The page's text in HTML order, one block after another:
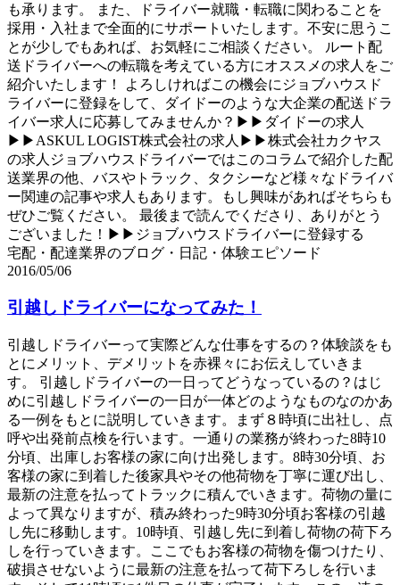
も承ります。 また、ドライバー就職・転職に関わることを
採用・入社まで全面的にサポートいたします。不安に思うこ
とが少しでもあれば、お気軽にご相談ください。 ルート配
送ドライバーへの転職を考えている方にオススメの求人をご
紹介いたします！ よろしければこの機会にジョブハウスド
ライバーに登録をして、ダイドーのような大企業の配送ドラ
イバー求人に応募してみませんか？▶▶ダイドーの求人
▶▶ASKUL LOGIST株式会社の求人▶▶株式会社カクヤス
の求人ジョブハウスドライバーではこのコラムで紹介した配
送業界の他、バスやトラック、タクシーなど様々なドライバ
ー関連の記事や求人もあります。もし興味があればそちらも
ぜひご覧ください。 最後まで読んでくださり、ありがとう
ございました！▶▶ジョブハウスドライバーに登録する
宅配・配達業界のブログ・日記・体験エピソード
2016/05/06
引越しドライバーになってみた！
引越しドライバーって実際どんな仕事をするの？体験談をも
とにメリット、デメリットを赤裸々にお伝えしていきま
す。 引越しドライバーの一日ってどうなっているの？はじ
めに引越しドライバーの一日が一体どのようなものなのかあ
る一例をもとに説明していきます。まず８時頃に出社し、点
呼や出発前点検を行います。一通りの業務が終わった8時10
分頃、出庫しお客様の家に向け出発します。8時30分頃、お
客様の家に到着した後家具やその他荷物を丁寧に運び出し、
最新の注意を払ってトラックに積んでいきます。荷物の量に
よって異なりますが、積み終わった9時30分頃お客様の引越
し先に移動します。10時頃、引越し先に到着し荷物の荷下ろ
しを行っていきます。ここでもお客様の荷物を傷つけたり、
破損させないように最新の注意を払って荷下ろしを行いま